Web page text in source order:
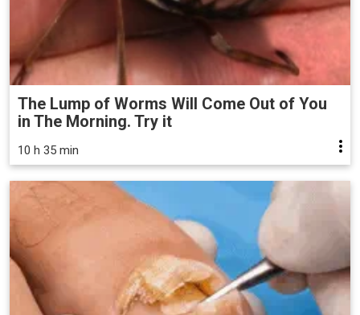
The Lump of Worms Will Come Out of You
in The Morning. Try it
10 h 35 min